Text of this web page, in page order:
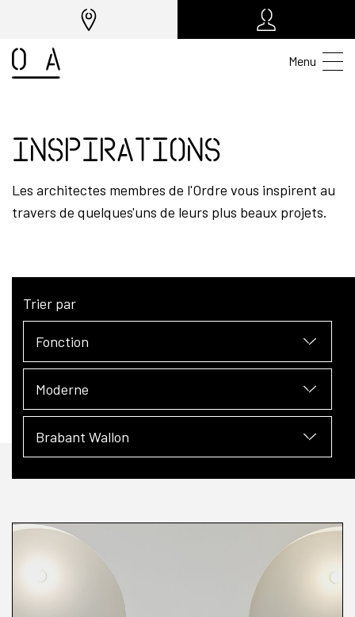
Menu
Inspirations
Les architectes membres de l'Ordre vous inspirent au
travers de quelques'uns de leurs plus beaux projets.
Trier par
Fonction
Moderne
Brabant Wallon